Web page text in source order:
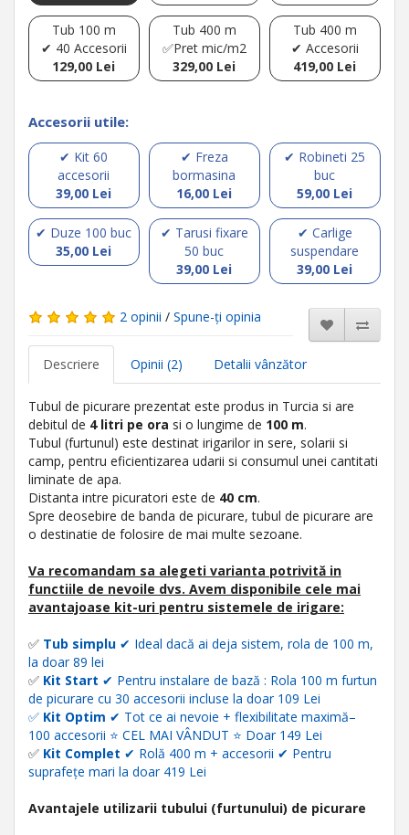
Tub 100 m
✔ 40 Accesorii
129,00 Lei
Tub 400 m
✅Pret mic/m2
329,00 Lei
Tub 400 m
✔ Accesorii
419,00 Lei
Accesorii utile:
✔ Kit 60
accesorii
39,00 Lei
✔ Freza
bormasina
16,00 Lei
✔ Robineti 25
buc
59,00 Lei
✔ Duze 100 buc
35,00 Lei
✔ Tarusi fixare
50 buc
39,00 Lei
✔ Carlige
suspendare
39,00 Lei
2 opinii / Spune-ţi opinia
Descriere Opinii (2) Detalii vânzător
Tubul de picurare prezentat este produs in Turcia si are
debitul de 4 litri pe ora si o lungime de 100 m.
Tubul (furtunul) este destinat irigarilor in sere, solarii si
camp, pentru eficientizarea udarii si consumul unei cantitati
liminate de apa.
Distanta intre picuratori este de 40 cm.
Spre deosebire de banda de picurare, tubul de picurare are
o destinatie de folosire de mai multe sezoane.
Va recomandam sa alegeti varianta potrivită in
functiile de nevoile dvs. Avem disponibile cele mai
avantajoase kit-uri pentru sistemele de irigare:
✅ Tub simplu ✔ Ideal dacă ai deja sistem, rola de 100 m,
la doar 89 lei
✅ Kit Start ✔ Pentru instalare de bază : Rola 100 m furtun
de picurare cu 30 accesorii incluse la doar 109 Lei
✅ Kit Optim ✔ Tot ce ai nevoie + flexibilitate maximă–
100 accesorii ⭐ CEL MAI VÂNDUT ⭐ Doar 149 Lei
✅ Kit Complet ✔ Rolă 400 m + accesorii ✔ Pentru
suprafețe mari la doar 419 Lei
Avantajele utilizarii tubului (furtunului) de picurare